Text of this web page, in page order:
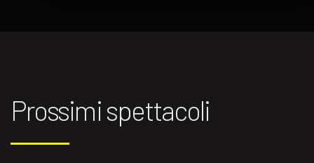
Prossimi spettacoli